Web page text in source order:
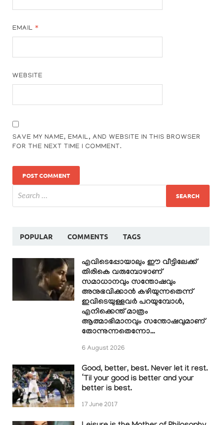
EMAIL*
WEBSITE
SAVE MY NAME, EMAIL, AND WEBSITE IN THIS BROWSER
FOR THE NEXT TIME I COMMENT.
POPULAR COMMENTS TAGS
എവിടെപ്പോയാലും ഈ വീട്ടിലേക്ക്
തിരികെ വരുമ്പോഴാണ്
സമാധാനവും സന്തോഷവും
അനുഭവിക്കാൻ കഴിയുന്നതെന്ന്
ഇവിടെയുള്ളവർ പറയുമ്പോൾ,
എനിക്കെന്ത് മാത്രം
ആത്മാഭിമാനവും സന്തോഷവുമാണ്
തോന്നുന്നതെന്നോ…
6 August 2026
Good, better, best. Never let it rest.
‘Til your good is better and your
better is best.
17 June 2017